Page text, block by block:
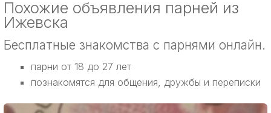
Похожие объявления парней из
Ижевска
Бесплатные знакомства с парнями онлайн.
парни от 18 до 27 лет
познакомятся для общения, дружбы и переписки